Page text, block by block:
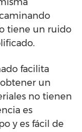
tiene un ruido
facilita
un
no tienen
es
y es fácil de